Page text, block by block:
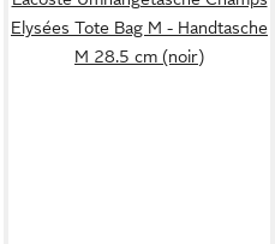
Elysées Tote Bag M - Handtasche
M 28.5 cm (noir)